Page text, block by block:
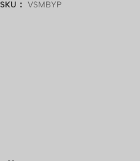
SKU： VSMBYP